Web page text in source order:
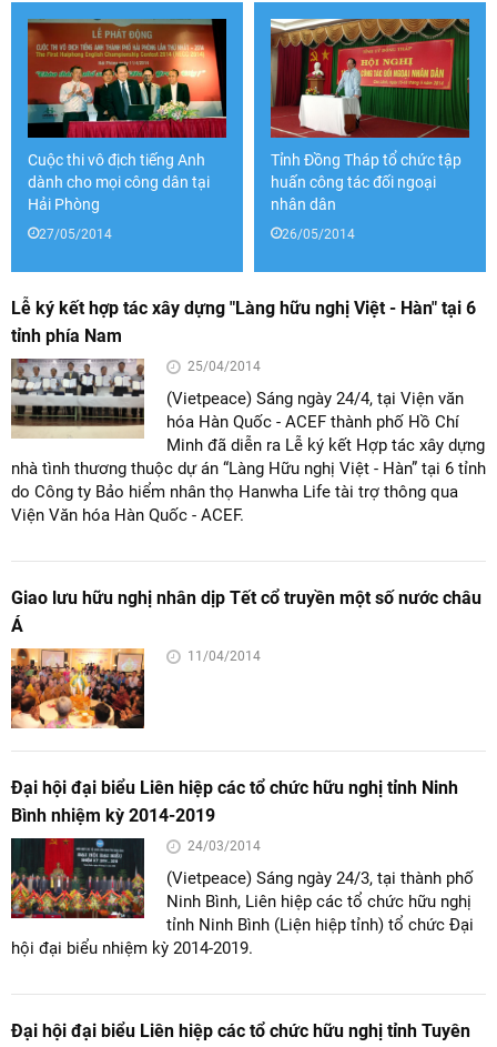
Cuộc thi vô địch tiếng Anh
dành cho mọi công dân tại
Hải Phòng
27/05/2014
Tỉnh Đồng Tháp tổ chức tập
huấn công tác đối ngoại
nhân dân
26/05/2014
Lễ ký kết hợp tác xây dựng "Làng hữu nghị Việt - Hàn" tại 6
tỉnh phía Nam
25/04/2014
(Vietpeace) Sáng ngày 24/4, tại Viện văn
hóa Hàn Quốc - ACEF thành phố Hồ Chí
Minh đã diễn ra Lễ ký kết Hợp tác xây dựng
nhà tình thương thuộc dự án “Làng Hữu nghị Việt - Hàn” tại 6 tỉnh
do Công ty Bảo hiểm nhân thọ Hanwha Life tài trợ thông qua
Viện Văn hóa Hàn Quốc - ACEF.
Giao lưu hữu nghị nhân dịp Tết cổ truyền một số nước châu
Á
11/04/2014
Đại hội đại biểu Liên hiệp các tổ chức hữu nghị tỉnh Ninh
Bình nhiệm kỳ 2014-2019
24/03/2014
(Vietpeace) Sáng ngày 24/3, tại thành phố
Ninh Bình, Liên hiệp các tổ chức hữu nghị
tỉnh Ninh Bình (Liện hiệp tỉnh) tổ chức Đại
hội đại biểu nhiệm kỳ 2014-2019.
Đại hội đại biểu Liên hiệp các tổ chức hữu nghị tỉnh Tuyên